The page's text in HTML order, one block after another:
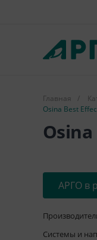
Главная /
Osina Best
АРГО в
Системы и